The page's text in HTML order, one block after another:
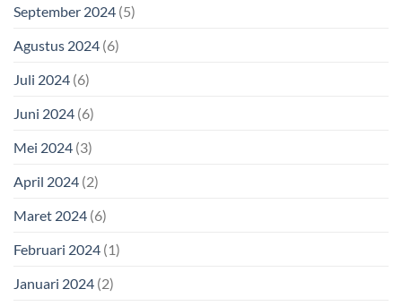
September 2024 (5)
Agustus 2024 (6)
Juli 2024 (6)
Juni 2024 (6)
Mei 2024 (3)
April 2024 (2)
Maret 2024 (6)
Februari 2024 (1)
Januari 2024 (2)